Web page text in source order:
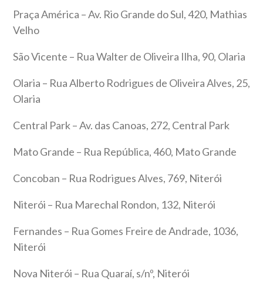
Praça América – Av. Rio Grande do Sul, 420, Mathias
Velho
São Vicente – Rua Walter de Oliveira Ilha, 90, Olaria
Olaria – Rua Alberto Rodrigues de Oliveira Alves, 25,
Olaria
Central Park – Av. das Canoas, 272, Central Park
Mato Grande – Rua República, 460, Mato Grande
Concoban – Rua Rodrigues Alves, 769, Niterói
Niterói – Rua Marechal Rondon, 132, Niterói
Fernandes – Rua Gomes Freire de Andrade, 1036,
Niterói
Nova Niterói – Rua Quaraí, s/nº, Niterói